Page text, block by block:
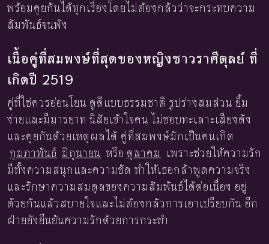
พร้อมคุยกันได้ทุกเรื่องโดยไม่ต้องกลัวว่าจะกระทบความ
สัมพันธ์จนพัง
เนื้อคู่ที่สมพงษ์ที่สุดของหญิงชาวราศีตุลย์ ที่
เกิดปี 2519
คู่ที่ใช่ควรอ่อนโยน ดูดีแบบธรรมชาติ รูปร่างสมส่วน ยิ้ม
ง่ายและมีมารยาท นิสัยเข้าใจคน ไม่ชอบทะเลาะเสียงดัง
และคุยกันด้วยเหตุผลได้ คู่ที่สมพงษ์มักเป็นคนเกิด
กุมภาพันธ์ มิถุนายน หรือ ตุลาคม เพราะช่วยให้ความรัก
มีทั้งความสนุกและความชัด ทำให้เธอกล้าพูดความจริง
และรักษาความสมดุลของความสัมพันธ์ได้ต่อเนื่อง อยู่
ด้วยกันแล้วสบายใจและไม่ต้องกลัวการเอาเปรียบกัน อีก
ฝ่ายยังยืนยันความรักด้วยการกระทำ